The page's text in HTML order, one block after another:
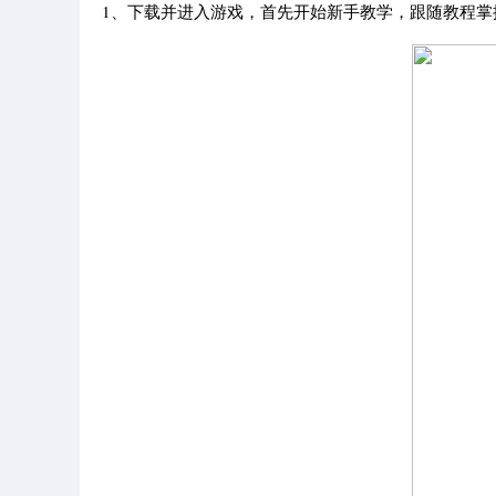
1、下载并进入游戏，首先开始新手教学，跟随教程掌